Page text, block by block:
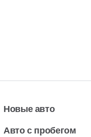
Новые авто
Авто с пробегом